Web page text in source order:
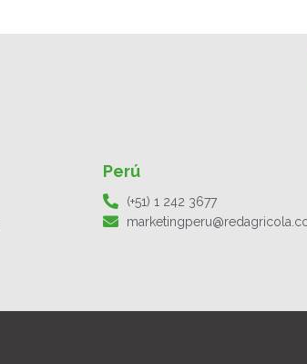
Perú
(+51) 1 242 3677